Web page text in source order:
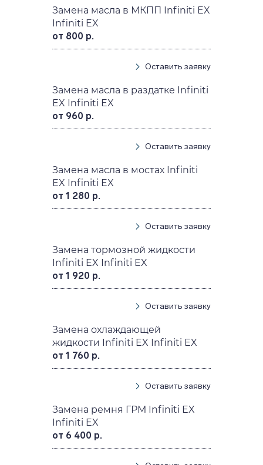
Замена масла в МКПП Infiniti EX
Infiniti EX
от 800 р.
Оставить заявку
Замена масла в раздатке Infiniti
EX Infiniti EX
от 960 р.
Оставить заявку
Замена масла в мостах Infiniti
EX Infiniti EX
от 1 280 р.
Оставить заявку
Замена тормозной жидкости
Infiniti EX Infiniti EX
от 1 920 р.
Оставить заявку
Замена охлаждающей
жидкости Infiniti EX Infiniti EX
от 1 760 р.
Оставить заявку
Замена ремня ГРМ Infiniti EX
Infiniti EX
от 6 400 р.